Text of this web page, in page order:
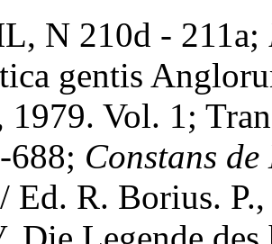
N 210d - 211a;
gentis
Vol. 1;
688; Constans de
Ed. R. Borius.